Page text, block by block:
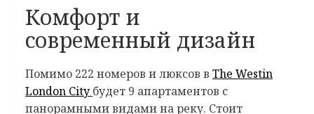
Комфорт и
современный дизайн
Помимо 222 номеров и люксов в The Westin
London City будет 9 апартаментов с
панорамными видами на реку. Стоит